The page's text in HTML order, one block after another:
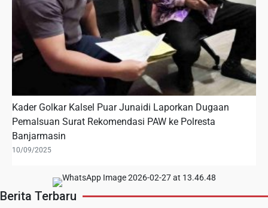
Kader Golkar Kalsel Puar Junaidi Laporkan Dugaan
Pemalsuan Surat Rekomendasi PAW ke Polresta
Banjarmasin
10/09/2025
Berita Terbaru